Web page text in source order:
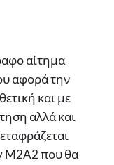
αίτημα
αφορά την
και με
αλλά και
M2A2 που θα